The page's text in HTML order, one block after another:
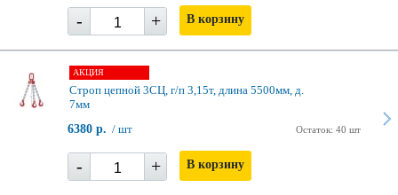
- + В корзину
АКЦИЯ
Строп цепной 3СЦ, г/п 3,15т, длина 5500мм, д.
7мм
Остаток: 40 шт
6380 р. / шт
- + В корзину